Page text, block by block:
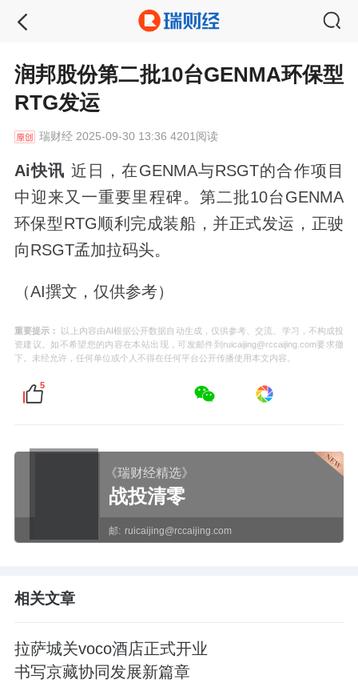
润邦股份第二批10台GENMA环保型
RTG发运
瑞财经2025-09-30 13:36 4201阅读
Ai快讯 近日，在GENMA与RSGT的合作项目
中迎来又一重要里程碑。第二批10台GENMA
环保型RTG顺利完成装船，并正式发运，正驶
向RSGT孟加拉码头。
（AI撰文，仅供参考）
重要提示：
以上内容由AI根据公开数据自动生成，仅供参考、交流、学习，不构成投
资建议。如不希望您的内容在本站出现，可发邮件到ruicaijing@rccaijing.com要求撤
下。未经允许，任何单位或个人不得在任何平台公开传播使用本文内容。
5
《瑞财经精选》
战投清零
邮: ruicaijing@rccaijing.com
相关文章
拉萨城关voco酒店正式开业
书写京藏协同发展新篇章